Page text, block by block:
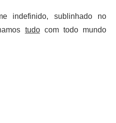
indefinido, sublinhado no
tudocom todo mundo